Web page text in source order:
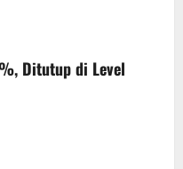
Ditutup di Level